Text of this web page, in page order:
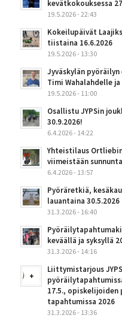
kevätkokouksessa
19.5.2026 - 22:43
Kokeilupäivät
tiistaina 16.6.2026
19.5.2026 - 13:30
Jyväskylän
Timi Wahalahdelle
19.5.2026 - 11:00
Osallistu JYPSin
30.9.2026!
6.4.2026 - 14:22
Yhteistilaus
viimeistään
6.4.2026 - 13:57
Pyöräretkiä,
lauantaina 30.5.2026
31.3.2026 - 16:40
keväällä ja syksyllä
31.3.2026 - 14:16
Liittymistarjous
17.5., opiskelijoiden
tapahtumissa 2026
31.3.2026 - 13:36